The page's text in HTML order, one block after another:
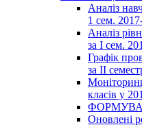
Аналіз
1 сем.
Аналіз
за І сем.
Графік
за ІІ
класів у
Оновлені